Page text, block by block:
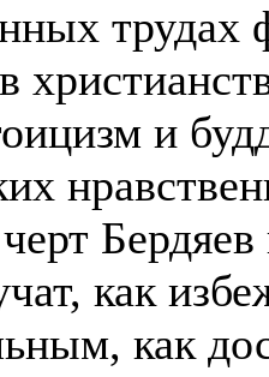
трудах
и
как
как